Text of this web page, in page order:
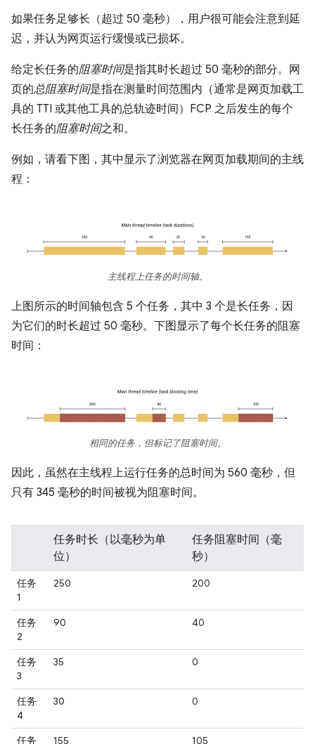
如果任务足够长（超过 50 毫秒），用户很可能会注意到延
迟，并认为网页运行缓慢或已损坏。
给定长任务的阻塞时间是指其时长超过 50 毫秒的部分。网
页的总阻塞时间是指在测量时间范围内（通常是网页加载工
具的 TTI 或其他工具的总轨迹时间）FCP 之后发生的每个
长任务的阻塞时间之和。
例如，请看下图，其中显示了浏览器在网页加载期间的主线
程：
主线程上任务的时间轴。
上图所示的时间轴包含 5 个任务，其中 3 个是长任务，因
为它们的时长超过 50 毫秒。下图显示了每个长任务的阻塞
时间：
相同的任务，但标记了阻塞时间。
因此，虽然在主线程上运行任务的总时间为 560 毫秒，但
只有 345 毫秒的时间被视为阻塞时间。
任务时长（以毫秒为单
位）
任务阻塞时间（毫
秒）
任务
1
250 200
任务
2
90 40
任务
3
35 0
任务
4
30 0
任务 155 105